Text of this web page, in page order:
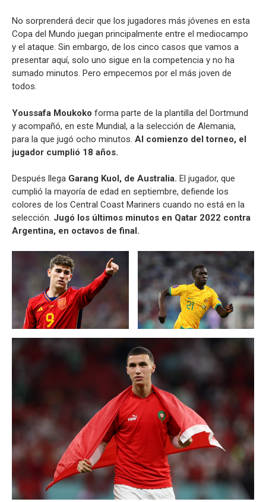
No sorprenderá decir que los jugadores más jóvenes en esta
Copa del Mundo juegan principalmente entre el mediocampo
y el ataque. Sin embargo, de los cinco casos que vamos a
presentar aquí, solo uno sigue en la competencia y no ha
sumado minutos. Pero empecemos por el más joven de
todos.
Youssafa Moukoko forma parte de la plantilla del Dortmund
y acompañó, en este Mundial, a la selección de Alemania,
para la que jugó ocho minutos. Al comienzo del torneo, el
jugador cumplió 18 años.
Después llega Garang Kuol, de Australia. El jugador, que
cumplió la mayoría de edad en septiembre, defiende los
colores de los Central Coast Mariners cuando no está en la
selección. Jugó los últimos minutos en Qatar 2022 contra
Argentina, en octavos de final.